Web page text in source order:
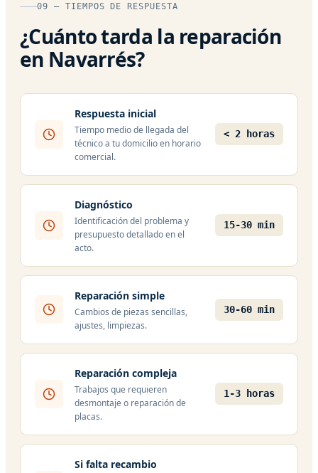
09 — TIEMPOS DE RESPUESTA
¿Cuánto tarda la reparación
en Navarrés?
Respuesta inicial
Tiempo medio de llegada del
técnico a tu domicilio en horario
comercial.
< 2 horas
Diagnóstico
Identificación del problema y
presupuesto detallado en el
acto.
15-30 min
Reparación simple
Cambios de piezas sencillas,
ajustes, limpiezas.
30-60 min
Reparación compleja
Trabajos que requieren
desmontaje o reparación de
placas.
1-3 horas
Si falta recambio